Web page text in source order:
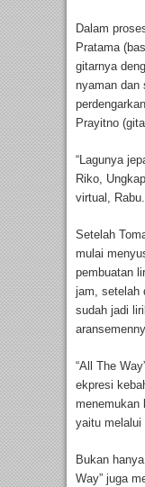
Dalam
Pratama
gitarnya
nyaman dan
Prayitno
“Lagunya
Riko,
virtual, Rabu.
Setelah
mulai
pembuatan
jam, setelah
sudah jadi
“All The
ekpresi
menemukan
yaitu melalui
Bukan
Way” juga